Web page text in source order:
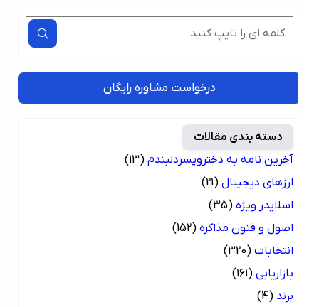
درخواست مشاوره رایگان
دسته بندی مقالات
آخرین نامه به دختروپسردلبندم (13)
ارزهای دیجیتال (21)
اسلایدر ویژه (35)
اصول و فنون مذاکره (152)
انتخابات (320)
بازاریابی (161)
(4)